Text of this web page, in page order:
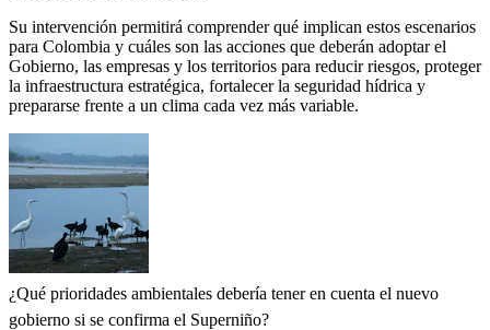
Su intervención permitirá comprender qué implican estos escenarios
para Colombia y cuáles son las acciones que deberán adoptar el
Gobierno, las empresas y los territorios para reducir riesgos, proteger
la infraestructura estratégica, fortalecer la seguridad hídrica y
prepararse frente a un clima cada vez más variable.
¿Qué prioridades ambientales debería tener en cuenta el nuevo
gobierno si se confirma el Superniño?